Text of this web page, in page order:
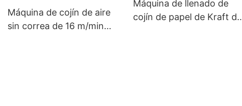
Máquina de cojín de aire
sin correa de 16 m/min
Máquina de llenado de
cojín de papel de Kraft de